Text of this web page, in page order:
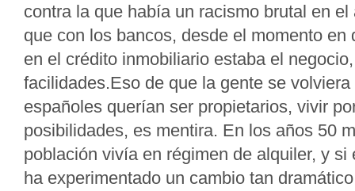
contra la que había un racismo brutal en el
que con los bancos, desde el momento en
en el crédito inmobiliario estaba el
facilidades.Eso de que la gente se
españoles querían ser propietarios, vivir
posibilidades, es mentira. En los años 50
población vivía en régimen de alquiler, y si
ha experimentado un cambio tan